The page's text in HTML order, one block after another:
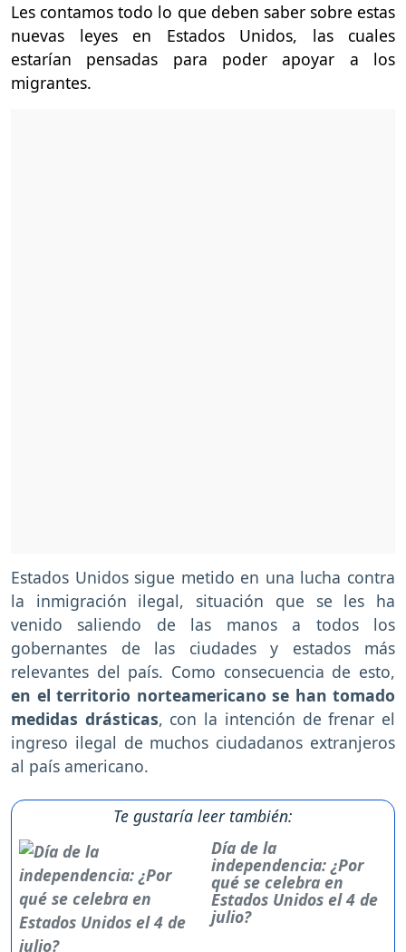
Les contamos todo lo que deben saber sobre estas
nuevas leyes en Estados Unidos, las cuales
estarían pensadas para poder apoyar a los
migrantes.
Estados Unidos sigue metido en una lucha contra
la inmigración ilegal, situación que se les ha
venido saliendo de las manos a todos los
gobernantes de las ciudades y estados más
relevantes del país. Como consecuencia de esto,
en el territorio norteamericano se han tomado
medidas drásticas, con la intención de frenar el
ingreso ilegal de muchos ciudadanos extranjeros
al país americano.
Te gustaría leer también:
Día de la
independencia: ¿Por
qué se celebra en
Estados Unidos el 4 de
julio?